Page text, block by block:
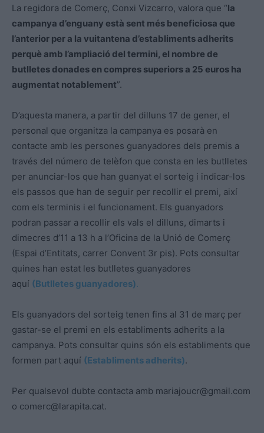
La regidora de Comerç, Conxi Vizcarro, valora que “la
campanya d’enguany està sent més beneficiosa que
l’anterior per a la vuitantena d’establiments adherits
perquè amb l’ampliació del termini, el nombre de
butlletes donades en compres superiors a 25 euros ha
augmentat notablement”.
D’aquesta manera, a partir del dilluns 17 de gener, el
personal que organitza la campanya es posarà en
contacte amb les persones guanyadores dels premis a
través del número de telèfon que consta en les butlletes
per anunciar-los que han guanyat el sorteig i indicar-los
els passos que han de seguir per recollir el premi, així
com els terminis i el funcionament. Els guanyadors
podran passar a recollir els vals el dilluns, dimarts i
dimecres d’11 a 13 h a l’Oficina de la Unió de Comerç
(Espai d’Entitats, carrer Convent 3r pis). Pots consultar
quines han estat les butlletes guanyadores
aquí (Butlletes guanyadores).
Els guanyadors del sorteig tenen fins al 31 de març per
gastar-se el premi en els establiments adherits a la
campanya. Pots consultar quins són els establiments que
formen part aquí (Establiments adherits).
Per qualsevol dubte contacta amb mariajoucr@gmail.com
o comerc@larapita.cat.